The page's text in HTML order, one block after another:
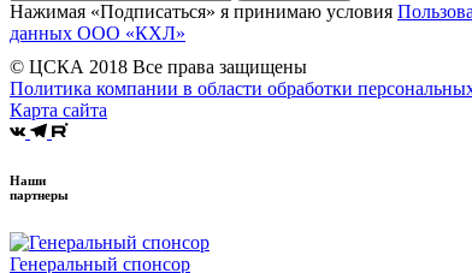
Нажимая «Подписаться» я принимаю условия
данных ООО «КХЛ»
© ЦСКА 2018 Все права защищены
Политика компании в области обработки
Карта сайта
Наши
партнеры
Генеральный спонсор